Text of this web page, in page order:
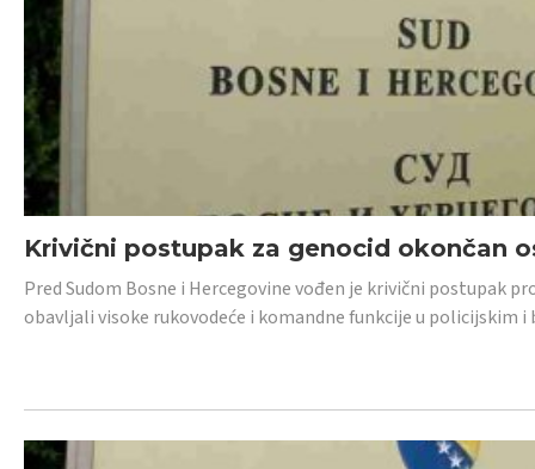
Krivični postupak za genocid okončan
Pred Sudom Bosne i Hercegovine vođen je krivični postupak
obavljali visoke rukovodeće i komandne funkcije u policijskim